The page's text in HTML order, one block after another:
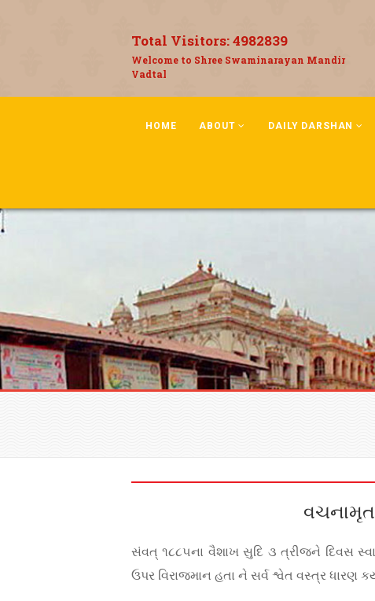
Total Visitors:4982839
Welcome to Shree Swaminarayan Mandir
Vadtal
HOME ABOUT DAILY DARSHAN
સંવત્ ૧૮૮૫ના વૈશાખ સુદિ ૩ ત્રીજને દિવસ
ઉપર વિરાજમાન હતા ને સર્વ શ્વેત વસ્ત્ર ધારણ